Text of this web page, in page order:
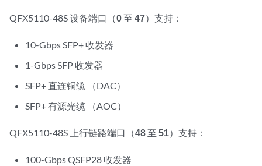
QFX5110-48S 设备端口（0至 47）支持：
10-Gbps SFP+ 收发器
1-Gbps SFP 收发器
SFP+ 直连铜缆 （DAC）
SFP+ 有源光缆 （AOC）
QFX5110-48S 上行链路端口（48至 51）支持：
100-Gbps QSFP28 收发器